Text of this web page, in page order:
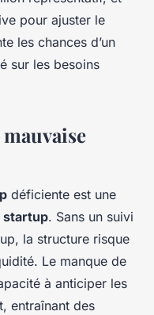
pour ajuster le
les chances d’un
sur les besoins
mauvaise
déficiente est une
startup. Sans un suivi
la structure risque
Le manque de
à anticiper les
entraînant des